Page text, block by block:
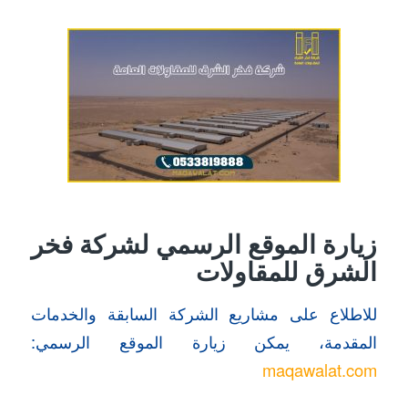
زيارة الموقع الرسمي لشركة فخر
الشرق للمقاولات
للاطلاع على مشاريع الشركة السابقة والخدمات
المقدمة، يمكن زيارة الموقع الرسمي:
maqawalat.com